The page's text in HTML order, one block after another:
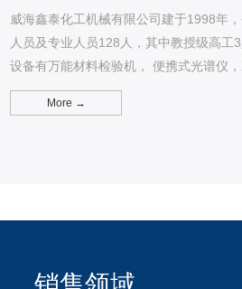
威海鑫泰化工机械有限公司建于1998年，公司总资产
人员及专业人员128人，其中教授级高工3人， 设计人元12人。各种生产、检验设备90余
设备有万能材料检验
More →